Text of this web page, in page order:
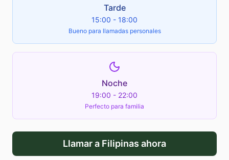
Tarde
15:00 - 18:00
Bueno para llamadas personales
Noche
19:00 - 22:00
Perfecto para familia
Llamar a Filipinas ahora